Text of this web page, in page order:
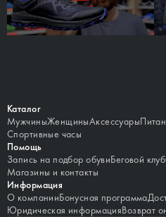
Каталог
МужчиныЖенщиныАксессуары
Спортивные часы
Помощь
Запись на подбор обувиБеговой клуб
Магазины и контакты
Информация
О компанииБонусная программа
Юридическая информацияВозврат